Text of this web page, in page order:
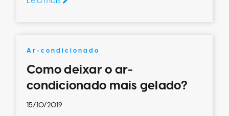
Ar-condicionado
Como deixar o ar-
condicionado mais gelado?
15/10/2019